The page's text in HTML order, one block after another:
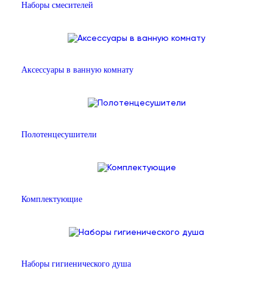
Наборы смесителей
Аксессуары в ванную комнату
Полотенцесушители
Комплектующие
Наборы гигиенического душа